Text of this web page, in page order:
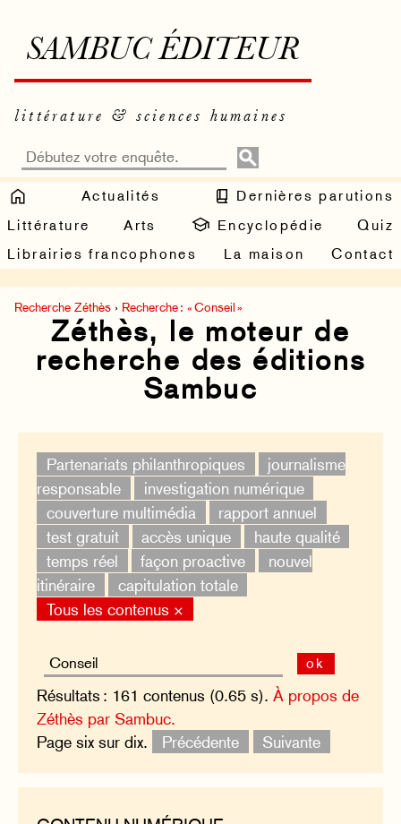
SAMBUC ÉDITEUR
littérature & sciences humaines
Actualités
Dernières parutions
Littérature
Arts Encyclopédie
Quiz
Librairies francophones
La maison Contact
Recherche Zéthès › Recherche : « Conseil »
Zéthès, le moteur de
recherche des éditions
Sambuc
Partenariats philanthropiques
journalisme
responsable
investigation numérique
couverture multimédia
rapport annuel
test gratuit
accès unique
haute qualité
temps réel
façon proactive
nouvel
itinéraire
capitulation totale
Tous les contenus ×
ok
Résultats : 161 contenus (0.65 s).À propos de
Zéthès par Sambuc.
Page six sur dix.
Précédente Suivante